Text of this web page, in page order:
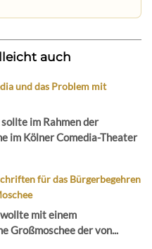
auch
und das Problem mit
im Rahmen der
im Kölner Comedia-Theater
für das Bürgerbegehren
mit einem
Großmoschee der von...